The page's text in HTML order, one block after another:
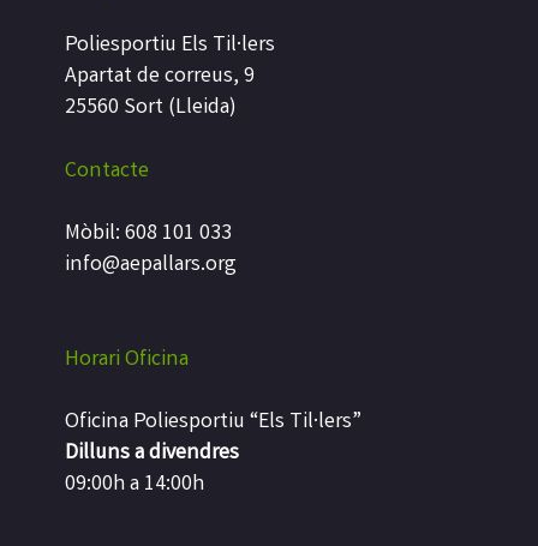
Poliesportiu Els Til·lers
Apartat de correus, 9
25560 Sort (Lleida)
Contacte
Mòbil: 608 101 033
info@aepallars.org
Horari Oficina
Oficina Poliesportiu “Els Til·lers”
Dilluns a divendres
09:00h a 14:00h